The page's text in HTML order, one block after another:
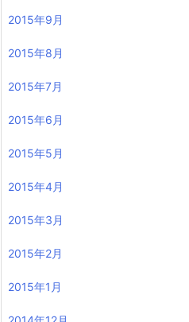
2015年9月
2015年8月
2015年7月
2015年6月
2015年5月
2015年4月
2015年3月
2015年2月
2015年1月